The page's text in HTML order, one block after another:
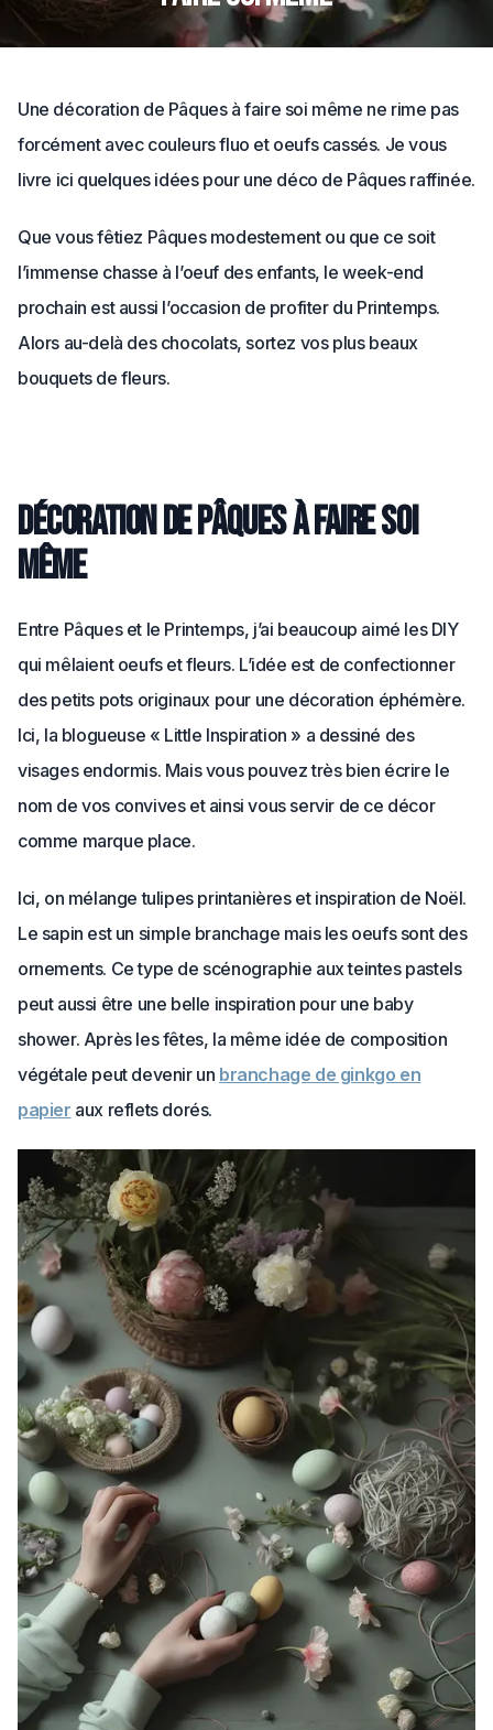
Une décoration de Pâques à faire soi même ne rime pas
forcément avec couleurs fluo et oeufs cassés. Je vous
livre ici quelques idées pour une déco de Pâques raffinée.
Que vous fêtiez Pâques modestement ou que ce soit
l’immense chasse à l’oeuf des enfants, le week-end
prochain est aussi l’occasion de profiter du Printemps.
Alors au-delà des chocolats, sortez vos plus beaux
bouquets de fleurs.
Décoration de Pâques à faire soi
même
Entre Pâques et le Printemps, j’ai beaucoup aimé les DIY
qui mêlaient oeufs et fleurs. L’idée est de confectionner
des petits pots originaux pour une décoration éphémère.
Ici, la blogueuse « Little Inspiration » a dessiné des
visages endormis. Mais vous pouvez très bien écrire le
nom de vos convives et ainsi vous servir de ce décor
comme marque place.
Ici, on mélange tulipes printanières et inspiration de Noël.
Le sapin est un simple branchage mais les oeufs sont des
ornements. Ce type de scénographie aux teintes pastels
peut aussi être une belle inspiration pour une baby
shower. Après les fêtes, la même idée de composition
végétale peut devenir un branchage de ginkgo en
papier aux reflets dorés.